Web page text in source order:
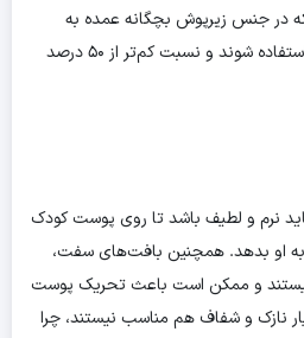
در جنس زیرپوش بچگانه عمده به
صورت ترکیب با الیاف طبیعی استفاده شوند و نسبت کم‌تر از ۵۰ درصد
نرم و لطیف باشد تا روی پوست کودک
او بدهد. همچنین بافت‌های سفت،
و ممکن است باعث تحریک پوست
نازک و شفاف هم مناسب نیستند، چرا